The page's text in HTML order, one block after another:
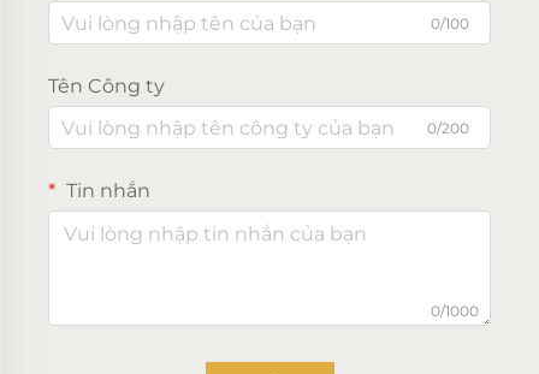
0/100
Tên Công ty
0/200
Tin nhắn
0/1000